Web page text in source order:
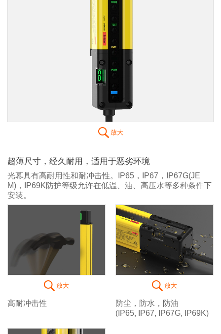
放大
超薄尺寸，经久耐用，适用于恶劣环境
光幕具有高耐用性和耐冲击性。IP65，IP67，IP67G(JE
M)，IP69K防护等级允许在低温、油、高压水等多种条件下
安装。
放大
高耐冲击性
放大
防尘，防水，防油
(IP65, IP67, IP67G, IP69K)